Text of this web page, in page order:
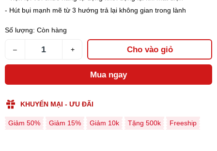
- Hút bụi mạnh mẽ từ 3 hướng trả lại không gian trong lành
Số lượng: Còn hàng
– + Cho vào giỏ
Mua ngay
KHUYẾN MẠI - ƯU ĐÃI
Giảm 50% Giảm 15% Giảm 10k Tặng 500k Freeship